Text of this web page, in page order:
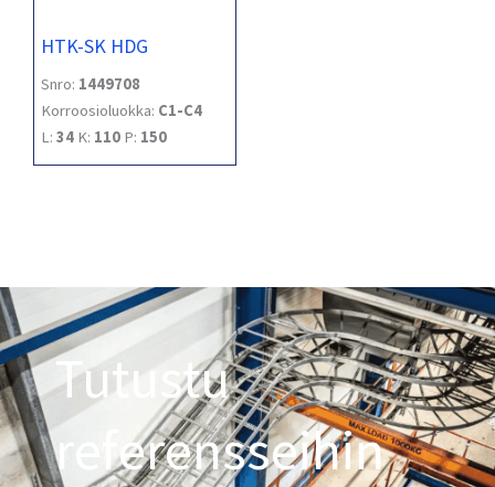
HTK-SK HDG
Snro: 1449708
Korroosioluokka: C1-C4
L: 34 K: 110 P: 150
Tutustu
referensseihin